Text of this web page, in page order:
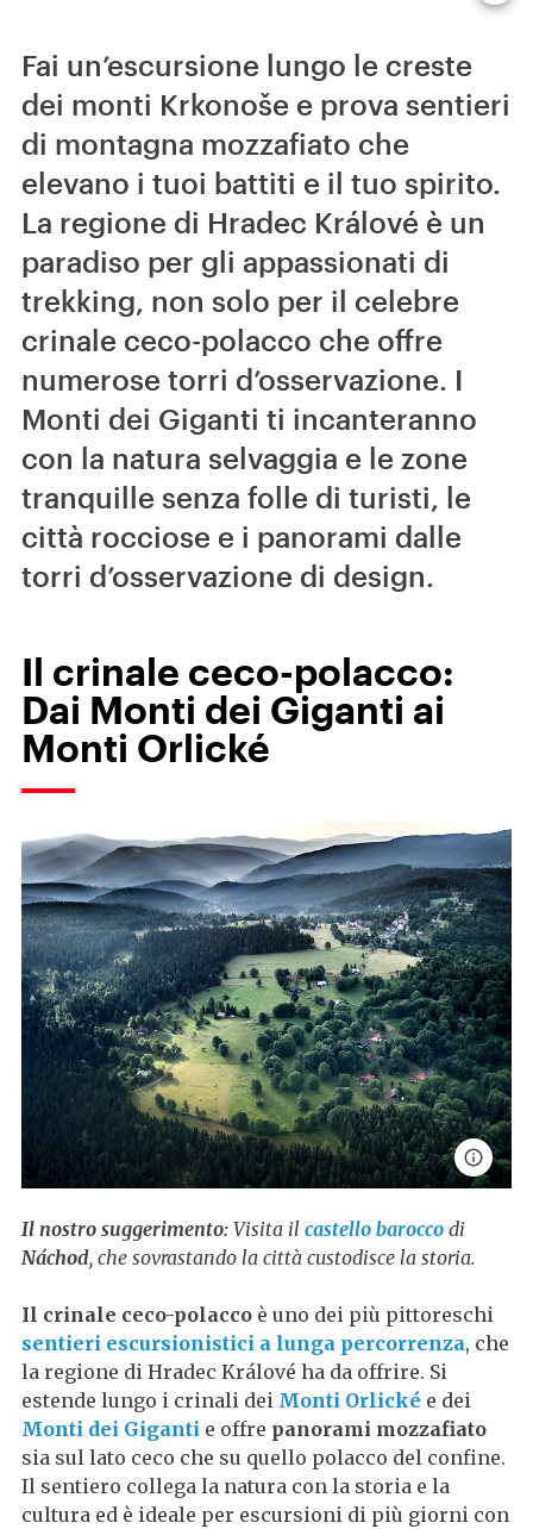
Fai un’escursione lungo le creste
dei monti Krkonoše e prova sentieri
di montagna mozzafiato che
elevano i tuoi battiti e il tuo spirito.
La regione di Hradec Králové è un
paradiso per gli appassionati di
trekking, non solo per il celebre
crinale ceco-polacco che offre
numerose torri d’osservazione. I
Monti dei Giganti ti incanteranno
con la natura selvaggia e le zone
tranquille senza folle di turisti, le
città rocciose e i panorami dalle
torri d’osservazione di design.
Il crinale ceco-polacco:
Dai Monti dei Giganti ai
Monti Orlické
Il nostro suggerimento: Visita il castello barocco di
Náchod, che sovrastando la città custodisce la storia.
Il crinale ceco-polacco è uno dei più pittoreschi
sentieri escursionistici a lunga percorrenza, che
la regione di Hradec Králové ha da offrire. Si
estende lungo i crinali dei Monti Orlické e dei
Monti dei Giganti e offre panorami mozzafiato
sia sul lato ceco che su quello polacco del confine.
Il sentiero collega la natura con la storia e la
cultura ed è ideale per escursioni di più giorni con